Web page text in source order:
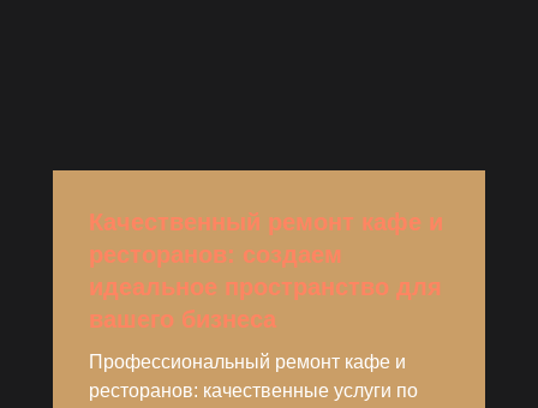
Качественный ремонт кафе и
ресторанов: создаем
идеальное пространство для
вашего бизнеса
Профессиональный ремонт кафе и
ресторанов: качественные услуги по